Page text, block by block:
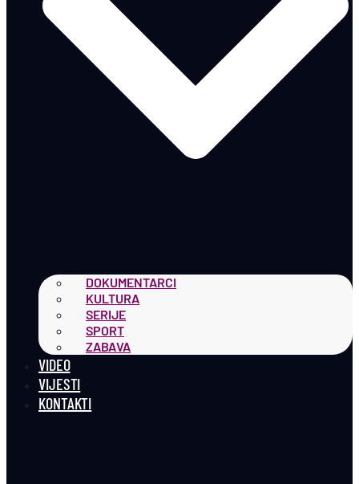
DOKUMENTARCI
KULTURA
SERIJE
SPORT
ZABAVA
VIDEO
VIJESTI
KONTAKTI